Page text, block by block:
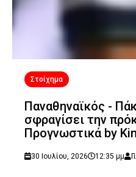
Στοίχημα
Παναθηναϊκός -
σφραγίσει την
Προγνωστικά by
30 Ιουλίου, 2026 12:35 μμ